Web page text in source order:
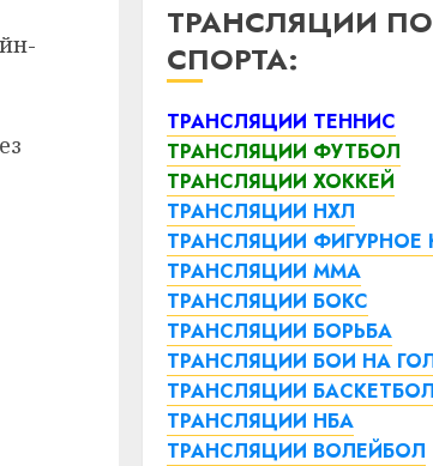
ТРАНСЛЯЦИИ
СПОРТА:
ТРАНСЛЯЦИИ ТЕННИС
ТРАНСЛЯЦИИ ФУТБОЛ
ТРАНСЛЯЦИИ ХОККЕЙ
ТРАНСЛЯЦИИ НХЛ
ТРАНСЛЯЦИИ ФИГУРНОЕ
ТРАНСЛЯЦИИ ММА
ТРАНСЛЯЦИИ БОКС
ТРАНСЛЯЦИИ БОРЬБА
ТРАНСЛЯЦИИ БОИ НА
ТРАНСЛЯЦИИ БАСКЕТБОЛ
ТРАНСЛЯЦИИ НБА
ТРАНСЛЯЦИИ ВОЛЕЙБОЛ